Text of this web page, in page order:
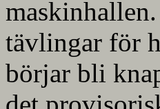
tävlingar för
börjar bli